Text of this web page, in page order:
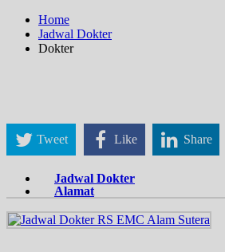
Home
Jadwal Dokter
Dokter
Tweet Like Share
Jadwal Dokter
Alamat